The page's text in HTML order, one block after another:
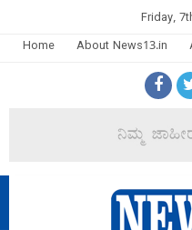
Friday,
Home
About News13.in